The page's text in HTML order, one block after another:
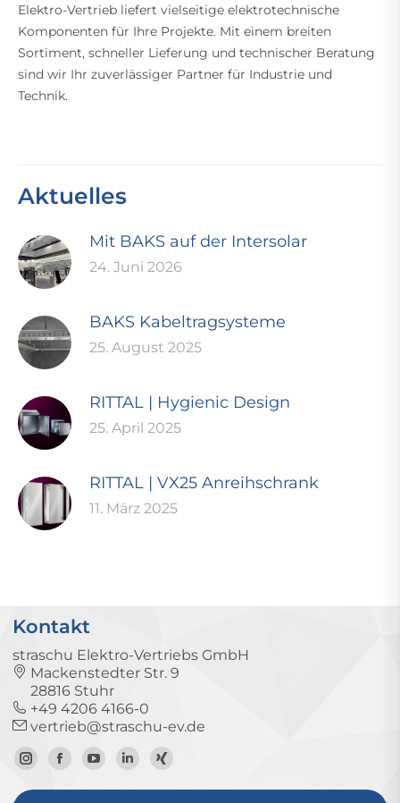
Elektro-Vertrieb liefert vielseitige elektrotechnische
Komponenten für Ihre Projekte. Mit einem breiten
Sortiment, schneller Lieferung und technischer Beratung
sind wir Ihr zuverlässiger Partner für Industrie und
Technik.
Aktuelles
Mit BAKS auf der Intersolar
24. Juni 2026
BAKS Kabeltragsysteme
25. August 2025
RITTAL | Hygienic Design
25. April 2025
RITTAL | VX25 Anreihschrank
11. März 2025
Kontakt
straschu Elektro-Vertriebs GmbH
Mackenstedter Str. 9
28816 Stuhr
+49 4206 4166-0
vertrieb@straschu-ev.de
Zum
Instagram-
Zur
Facebook-
Zum
YouTube-
Zum
LinkedIn-
Zum
Xing-